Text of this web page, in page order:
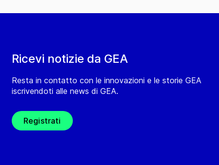
Ricevi notizie da GEA
Resta in contatto con le innovazioni e le storie GEA
iscrivendoti alle news di GEA.
Registrati